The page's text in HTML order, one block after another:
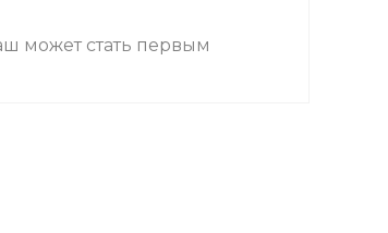
может стать первым